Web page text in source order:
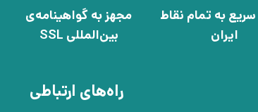
به تمام نقاط
ایران
مجهز به گواهینامه‌ی
بین‌المللی SSL
راه‌های ارتباطی